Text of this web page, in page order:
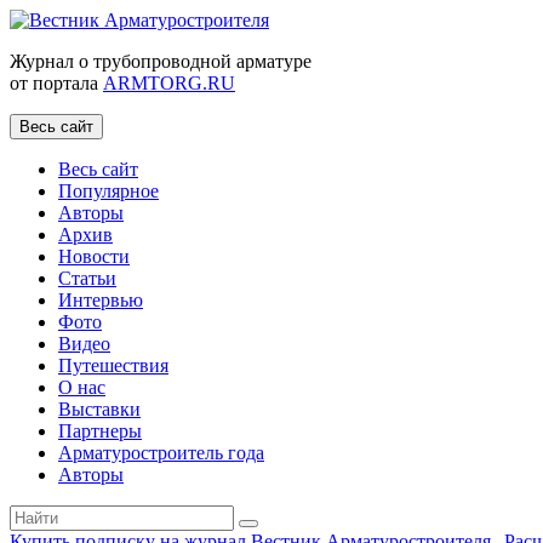
Журнал о трубопроводной арматуре
от портала ARMTORG.RU
Весь сайт
Весь сайт
Популярное
Авторы
Архив
Новости
Статьи
Интервью
Фото
Видео
Путешествия
О нас
Выставки
Партнеры
Арматуростроитель года
Авторы